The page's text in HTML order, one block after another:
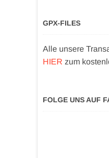
GPX-FILES
Alle unsere
HIER zum
FOLGE UNS AUF